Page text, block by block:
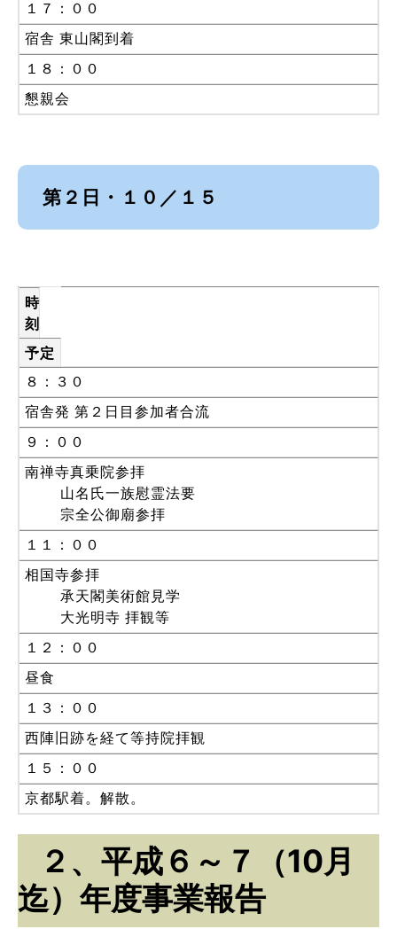
１７：００
宿舎 東山閣到着
１８：００
懇親会
第２日・１０／１５
時
刻
予定
８：３０
宿舎発 第２日目参加者合流
９：００
南禅寺真乗院参拝
山名氏一族慰霊法要
宗全公御廟参拝
１１：００
相国寺参拝
承天閣美術館見学
大光明寺 拝観等
１２：００
昼食
１３：００
西陣旧跡を経て等持院拝観
１５：００
京都駅着。解散。
２、平成６～７（10月
迄）年度事業報告